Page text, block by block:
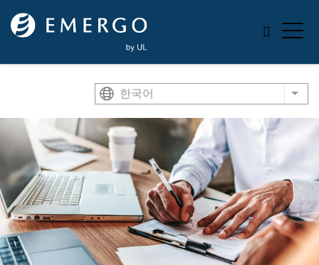
Skip to main content
한국어 List